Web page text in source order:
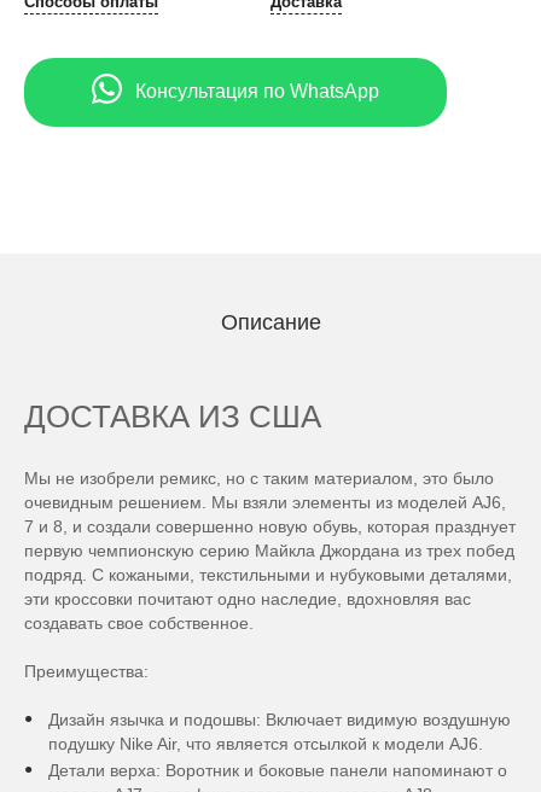
Консультация по WhatsApp
Описание
ДОСТАВКА ИЗ США
Мы не изобрели ремикс, но с таким материалом, это было
очевидным решением. Мы взяли элементы из моделей AJ6,
7 и 8, и создали совершенно новую обувь, которая празднует
первую чемпионскую серию Майкла Джордана из трех побед
подряд. С кожаными, текстильными и нубуковыми деталями,
эти кроссовки почитают одно наследие, вдохновляя вас
создавать свое собственное.
Преимущества:
Дизайн язычка и подошвы: Включает видимую воздушную
подушку Nike Air, что является отсылкой к модели AJ6.
Детали верха: Воротник и боковые панели напоминают о